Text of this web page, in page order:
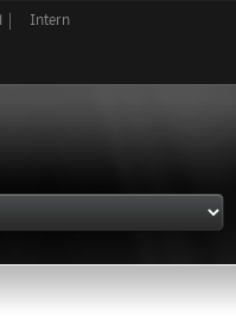
Intern